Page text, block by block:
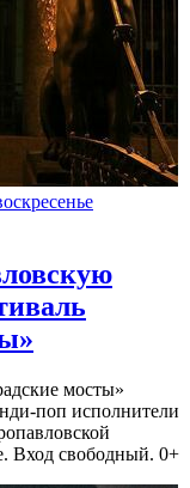
мосты»
поп исполнители
Вход свободный. 0+